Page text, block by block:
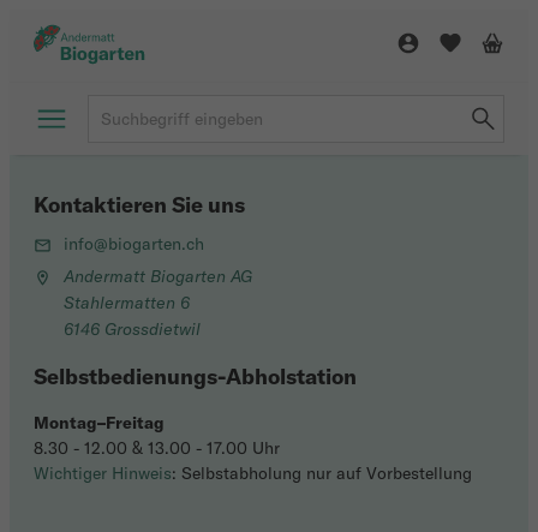
Kontaktieren Sie uns
info@biogarten.ch
Andermatt Biogarten AG
Stahlermatten 6
6146 Grossdietwil
Selbstbedienungs-Abholstation
Montag–Freitag
8.30 - 12.00 & 13.00 - 17.00 Uhr
Wichtiger Hinweis: Selbstabholung nur auf Vorbestellung